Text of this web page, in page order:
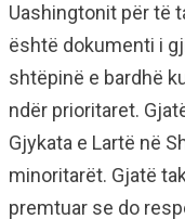
Uashingtonit për të
është dokumenti i
shtëpinë e bardhë
ndër prioritaret.
Gjykata e Lartë në
minoritarët. Gjatë
premtuar se do